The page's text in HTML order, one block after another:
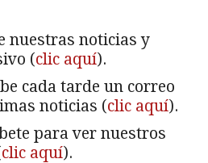
nuestras noticias y
(clic aquí).
cada tarde un correo
noticias (clic aquí).
para ver nuestros
clic aquí).